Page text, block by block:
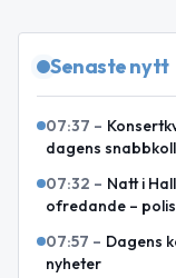
Senaste nytt
07:37 –
dagens snabbkoll
07:32 – Natt i
ofredande –
07:57 – Dagens
nyheter